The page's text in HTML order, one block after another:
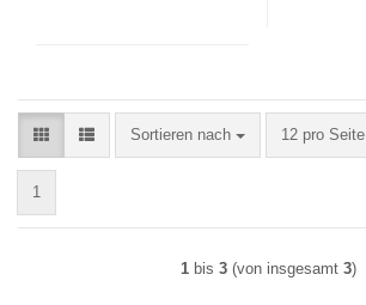
Sortieren nach
Sortieren nach 12 pro Seite
pro Seite
1
1bis 3(von insgesamt 3)